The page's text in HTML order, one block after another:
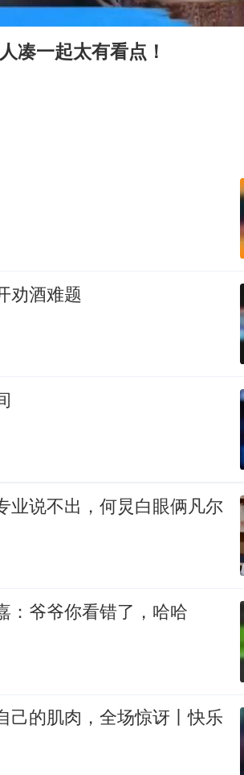
能滑雪”不实
张毅恭被查
凑一起太有看点！
劝酒难题
业说不出，何炅白眼俩凡尔
：爷爷你看错了，哈哈
己的肌肉，全场惊讶丨快乐